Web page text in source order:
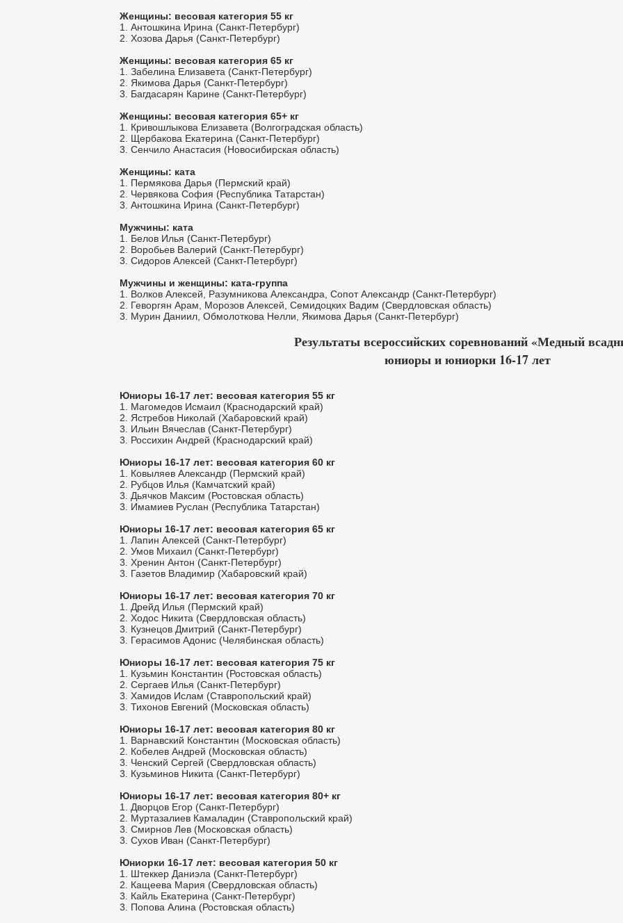
Женщины: весовая категория 55 кг
1. Антошкина Ирина (Санкт-Петербург)
2. Хозова Дарья (Санкт-Петербург)
Женщины: весовая категория 65 кг
1. Забелина Елизавета (Санкт-Петербург)
2. Якимова Дарья (Санкт-Петербург)
3. Багдасарян Карине (Санкт-Петербург)
Женщины: весовая категория 65+ кг
1. Кривошлыкова Елизавета (Волгоградская область)
2. Щербакова Екатерина (Санкт-Петербург)
3. Сенчило Анастасия (Новосибирская область)
Женщины: ката
1. Пермякова Дарья (Пермский край)
2. Червякова София (Республика Татарстан)
3. Антошкина Ирина (Санкт-Петербург)
Мужчины: ката
1. Белов Илья (Санкт-Петербург)
2. Воробьев Валерий (Санкт-Петербург)
3. Сидоров Алексей (Санкт-Петербург)
Мужчины и женщины: ката-группа
1. Волков Алексей, Разумникова Александра, Сопот Александр (Санкт-Петербург)
2. Геворгян Арам, Морозов Алексей, Семидоцких Вадим (Свердловская область)
3. Мурин Даниил, Обмолоткова Нелли, Якимова Дарья (Санкт-Петербург)
Результаты всероссийских соревнований «Медный
юниоры и юниорки 16-17 лет
Юниоры 16-17 лет: весовая категория 55 кг
1. Магомедов Исмаил (Краснодарский край)
2. Ястребов Николай (Хабаровский край)
3. Ильин Вячеслав (Санкт-Петербург)
3. Россихин Андрей (Краснодарский край)
Юниоры 16-17 лет: весовая категория 60 кг
1. Ковыляев Александр (Пермский край)
2. Рубцов Илья (Камчатский край)
3. Дьячков Максим (Ростовская область)
3. Имамиев Руслан (Республика Татарстан)
Юниоры 16-17 лет: весовая категория 65 кг
1. Лапин Алексей (Санкт-Петербург)
2. Умов Михаил (Санкт-Петербург)
3. Хренин Антон (Санкт-Петербург)
3. Газетов Владимир (Хабаровский край)
Юниоры 16-17 лет: весовая категория 70 кг
1. Дрейд Илья (Пермский край)
2. Ходос Никита (Свердловская область)
3. Кузнецов Дмитрий (Санкт-Петербург)
3. Герасимов Адонис (Челябинская область)
Юниоры 16-17 лет: весовая категория 75 кг
1. Кузьмин Константин (Ростовская область)
2. Сергаев Илья (Санкт-Петербург)
3. Хамидов Ислам (Ставропольский край)
3. Тихонов Евгений (Московская область)
Юниоры 16-17 лет: весовая категория 80 кг
1. Варнавский Константин (Московская область)
2. Кобелев Андрей (Московская область)
3. Ченский Сергей (Свердловская область)
3. Кузьминов Никита (Санкт-Петербург)
Юниоры 16-17 лет: весовая категория 80+ кг
1. Дворцов Егор (Санкт-Петербург)
2. Муртазалиев Камаладин (Ставропольский край)
3. Смирнов Лев (Московская область)
3. Сухов Иван (Санкт-Петербург)
Юниорки 16-17 лет: весовая категория 50 кг
1. Штеккер Даниэла (Санкт-Петербург)
2. Кащеева Мария (Свердловская область)
3. Кайль Екатерина (Санкт-Петербург)
3. Попова Алина (Ростовская область)